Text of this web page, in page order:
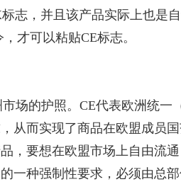
志，并且该产品实际上也是
才可以粘贴CE标志。
场的护照。CE代表欧洲统一
从而实现了商品在欧盟成员
要想在欧盟市场上自由流
种强制性要求，必须由总